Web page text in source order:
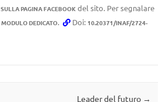
SULLA PAGINA FACEBOOKdel sito. Per segnalare
MODULO DEDICATO. Doi: 10.20371/INAF/2724-
Leader del futuro →